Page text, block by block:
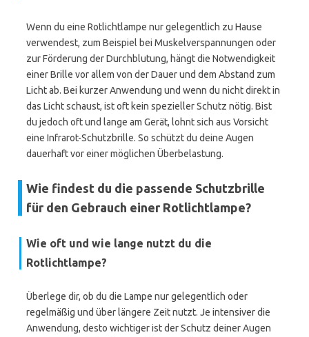
Wenn du eine Rotlichtlampe nur gelegentlich zu Hause
verwendest, zum Beispiel bei Muskelverspannungen oder
zur Förderung der Durchblutung, hängt die Notwendigkeit
einer Brille vor allem von der Dauer und dem Abstand zum
Licht ab. Bei kurzer Anwendung und wenn du nicht direkt in
das Licht schaust, ist oft kein spezieller Schutz nötig. Bist
du jedoch oft und lange am Gerät, lohnt sich aus Vorsicht
eine Infrarot-Schutzbrille. So schützt du deine Augen
dauerhaft vor einer möglichen Überbelastung.
Wie findest du die passende Schutzbrille
für den Gebrauch einer Rotlichtlampe?
Wie oft und wie lange nutzt du die
Rotlichtlampe?
Überlege dir, ob du die Lampe nur gelegentlich oder
regelmäßig und über längere Zeit nutzt. Je intensiver die
Anwendung, desto wichtiger ist der Schutz deiner Augen